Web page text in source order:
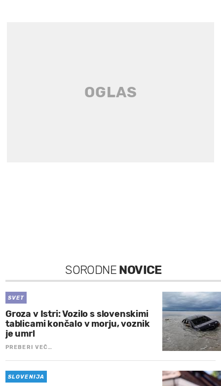
SORODNE NOVICE
SVET
Groza v Istri: Vozilo s slovenskimi
tablicami končalo v morju, voznik
je umrl
PREBERI VEČ…
SLOVENIJA